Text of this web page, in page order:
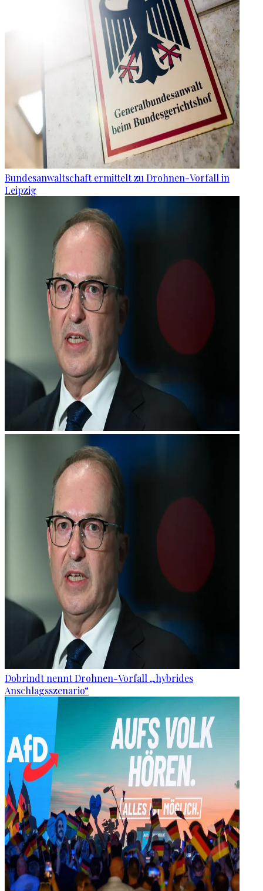
Bundesanwaltschaft ermittelt zu Drohnen-Vorfall in
Leipzig
Dobrindt nennt Drohnen-Vorfall „hybrides
Anschlagsszenario“